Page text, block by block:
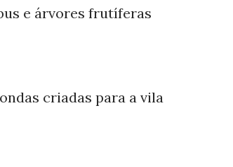
e árvores frutíferas
criadas para a vila